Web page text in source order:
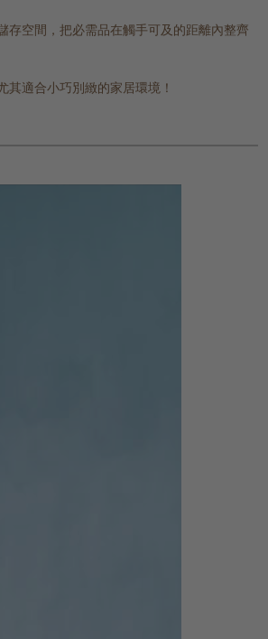
存空間，把必需品在觸手可及的距離內整齊
其適合小巧別緻的家居環境！